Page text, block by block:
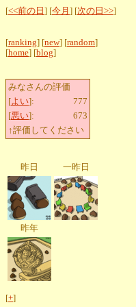
[<<前の日 ] [今月 ] [次の日>>]
[ranking] [new] [random]
[home] [blog]
みなさんの評価
[よい]:
777
[悪い]:
673
↑評価してください
昨日 一昨日
昨年
[+]